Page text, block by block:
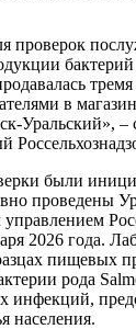
проверок
бактерий
в
Уральский», –
были
проведены
2026 года.
пищевых
рода
инфекций,
населения.